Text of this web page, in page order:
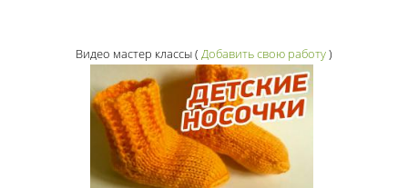
Видео мастер классы( Добавить свою работу)